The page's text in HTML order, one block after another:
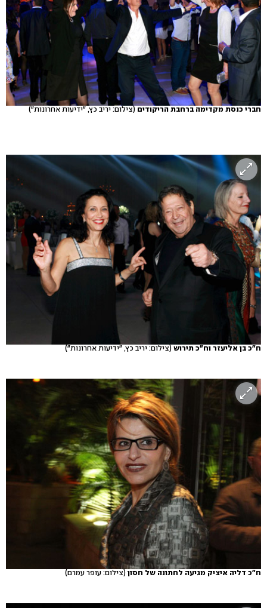
חברי כנסת מקדימה ברחבת הריקודים (צילום: יריב כץ, "ידיעות אחרונות")
ח"כ בן אליעזר וח"כ תירוש(צילום: יריב כץ, "ידיעות אחרונות")
ח"כ דליה איציק מגיעה לחתונה של חסון(צילום: עופר עמרם)